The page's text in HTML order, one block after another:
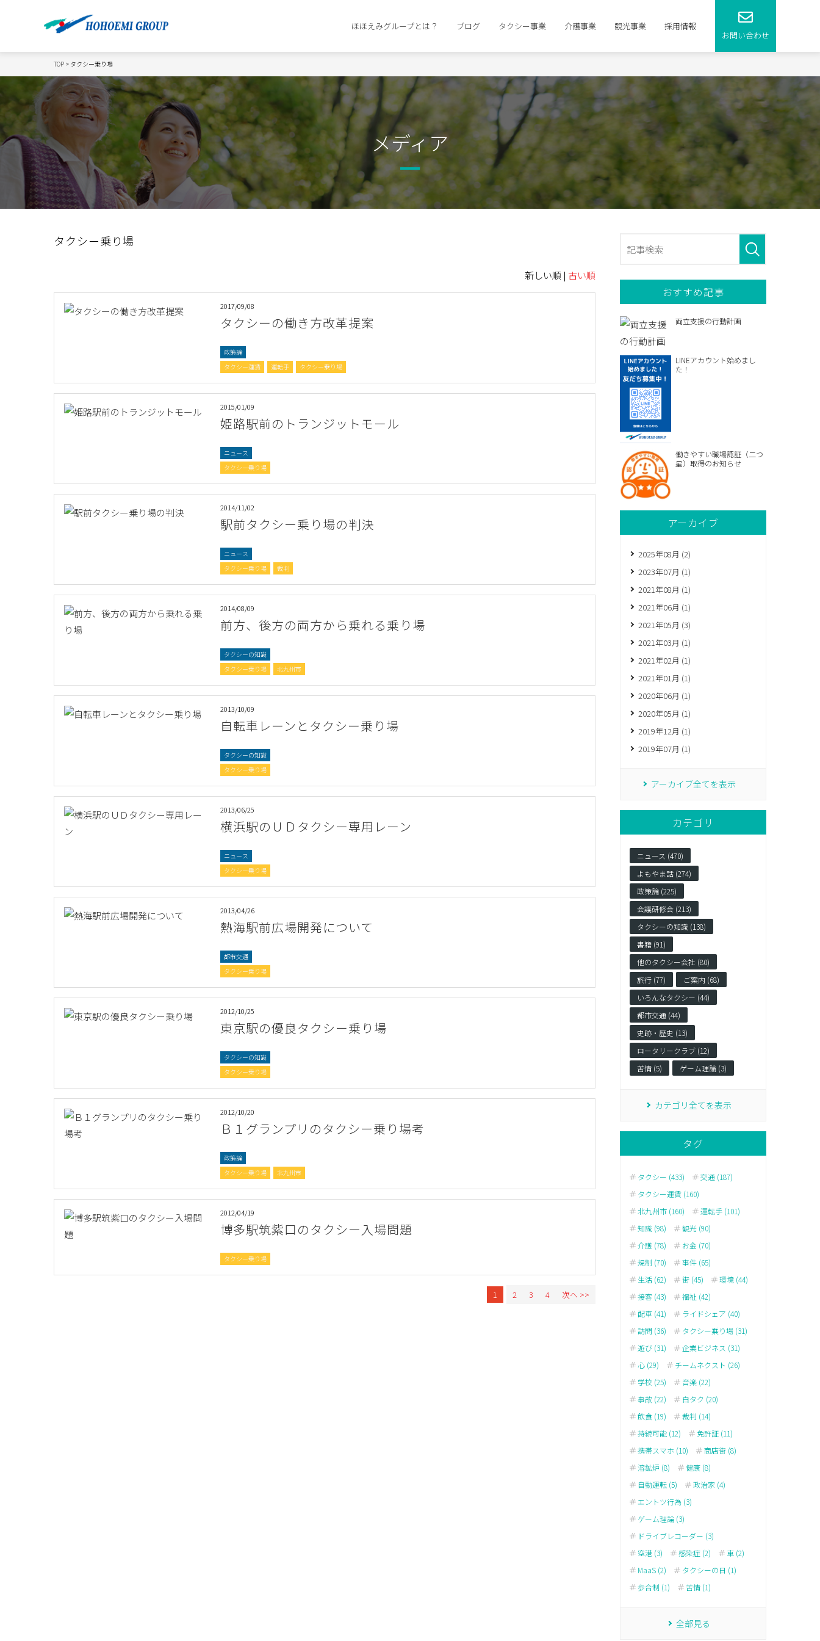
ほほえみグループとは？ ブログ タクシー事業 介護事業 観光事業 採用情報
お問い合わせ
TOP > タクシー乗り場
メディア
タクシー乗り場
新しい順 | 古い順
2017/09/08
タクシーの働き方改革提案
政策論
タクシー運賃
運転手 タクシー乗り場
2015/01/09
姫路駅前のトランジットモール
ニュース
タクシー乗り場
2014/11/02
駅前タクシー乗り場の判決
ニュース
タクシー乗り場
裁判
2014/08/09
前方、後方の両方から乗れる乗り場
タクシーの知識
タクシー乗り場
北九州市
2013/10/09
自転車レーンとタクシー乗り場
タクシーの知識
タクシー乗り場
2013/06/25
横浜駅のＵＤタクシー専用レーン
ニュース
タクシー乗り場
2013/04/26
熱海駅前広場開発について
都市交通
タクシー乗り場
2012/10/25
東京駅の優良タクシー乗り場
タクシーの知識
タクシー乗り場
2012/10/20
Ｂ１グランプリのタクシー乗り場考
政策論
タクシー乗り場
北九州市
2012/04/19
博多駅筑紫口のタクシー入場問題
タクシー乗り場
1 2 3 4 次へ >>
おすすめ記事
両立支援の行動計画
LINEアカウント始めまし
た！
働きやすい職場認証（二つ
星）取得のお知らせ
アーカイブ
2025年08月 (2)
2023年07月 (1)
2021年08月 (1)
2021年06月 (1)
2021年05月 (3)
2021年03月 (1)
2021年02月 (1)
2021年01月 (1)
2020年06月 (1)
2020年05月 (1)
2019年12月 (1)
2019年07月 (1)
アーカイブ全てを表示
カテゴリ
ニュース (470)
よもやま話 (274)
政策論 (225)
会議研修会 (213)
タクシーの知識 (138)
書籍 (91)
他のタクシー会社 (80)
旅行 (77)
ご案内 (68)
いろんなタクシー (44)
都市交通 (44)
史跡・歴史 (13)
ロータリークラブ (12)
苦情 (5)
ゲーム理論 (3)
カテゴリ全てを表示
タグ
タクシー (433)
交通 (187)
タクシー運賃 (160)
北九州市 (160)
運転手 (101)
知識 (98)
観光 (90)
介護 (78)
お金 (70)
規制 (70)
事件 (65)
生活 (62)
街 (45)
環境 (44)
接客 (43)
福祉 (42)
配車 (41)
ライドシェア (40)
訪問 (36)
タクシー乗り場 (31)
遊び (31)
企業ビジネス (31)
心 (29)
チームネクスト (26)
学校 (25)
音楽 (22)
事故 (22)
白タク (20)
飲食 (19)
裁判 (14)
持続可能 (12)
免許証 (11)
携帯スマホ (10)
商店街 (8)
溶鉱炉 (8)
健康 (8)
自動運転 (5)
政治家 (4)
エントツ行為 (3)
ゲーム理論 (3)
ドライブレコーダー (3)
空港 (3)
感染症 (2)
車 (2)
MaaS (2)
タクシーの日 (1)
歩合制 (1)
苦情 (1)
全部見る